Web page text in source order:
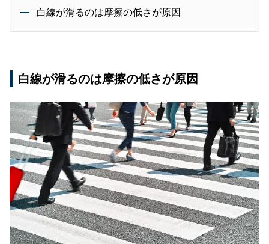
白線が滑るのは摩擦の低さが原因
白線が滑るのは摩擦の低さが原因